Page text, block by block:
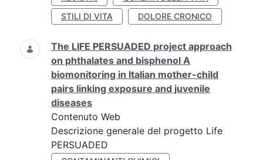
STILI DI VITA
DOLORE CRONICO
The LIFE PERSUADED project approach
on phthalates and bisphenol A
biomonitoring in Italian mother-child
pairs linking exposure and juvenile
diseases
Contenuto Web
Descrizione generale del progetto Life
PERSUADED